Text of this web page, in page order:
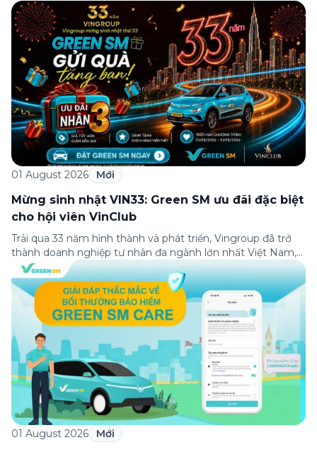
01 August 2026 Mới
Mừng sinh nhật VIN33: Green SM ưu đãi đặc biệt
cho hội viên VinClub
Trải qua 33 năm hình thành và phát triển, Vingroup đã trở
thành doanh nghiệp tư nhân đa ngành lớn nhất Việt Nam,
lọt Top 30 doanh nghiệp lớn nhất Đông Nam Á theo bảng
xếp hạng của Tạp chí Fortune (Mỹ). Nhân kỷ niệm 33 năm
thành lập (8/8/1993 đến 8/8/2026), Green SM trân […]
01 August 2026 Mới